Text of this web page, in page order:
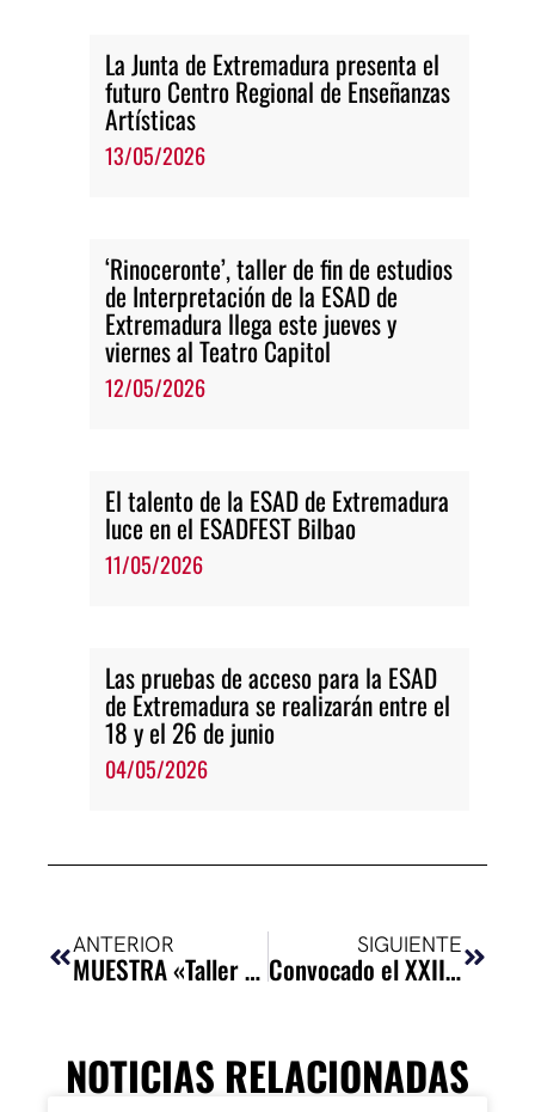
La Junta de Extremadura presenta el
futuro Centro Regional de Enseñanzas
Artísticas
13/05/2026
‘Rinoceronte’, taller de fin de estudios
de Interpretación de la ESAD de
Extremadura llega este jueves y
viernes al Teatro Capitol
12/05/2026
El talento de la ESAD de Extremadura
luce en el ESADFEST Bilbao
11/05/2026
Las pruebas de acceso para la ESAD
de Extremadura se realizarán entre el
18 y el 26 de junio
04/05/2026
ANTERIOR
MUESTRA «Taller Interpretación 4º Curso»
SIGUIENTE
Convocado el XXIII certamen de teatro
NOTICIAS RELACIONADAS